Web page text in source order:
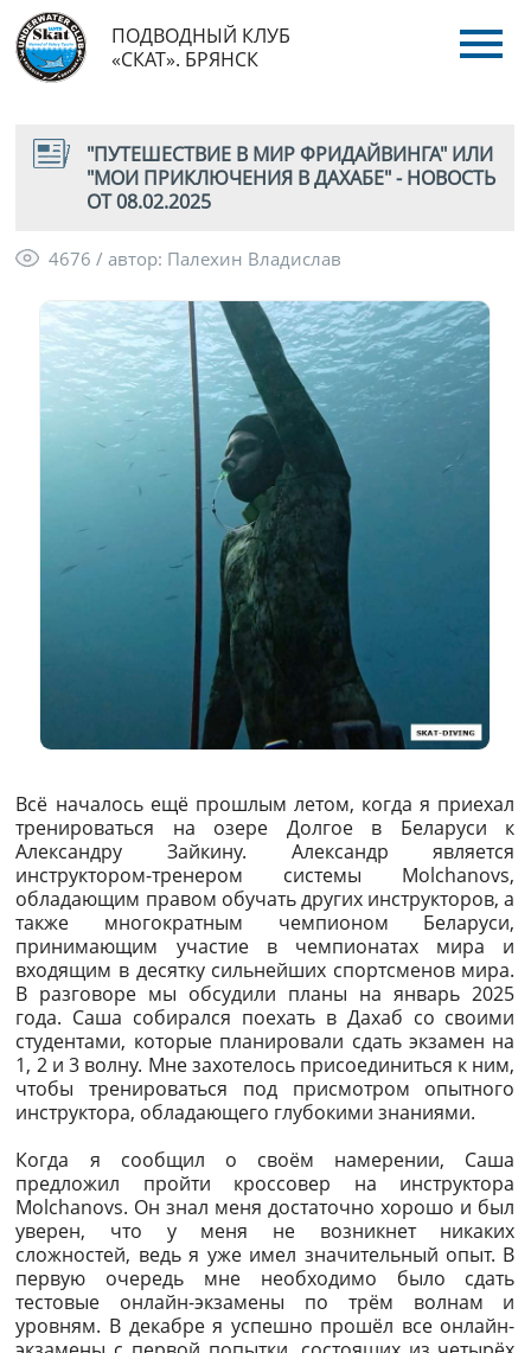
ПОДВОДНЫЙ КЛУБ
«СКАТ». БРЯНСК
"ПУТЕШЕСТВИЕ В МИР ФРИДАЙВИНГА" ИЛИ
"МОИ ПРИКЛЮЧЕНИЯ В ДАХАБЕ" - НОВОСТЬ
ОТ 08.02.2025
4676 / автор: Палехин Владислав
Всё началось ещё прошлым летом, когда я приехал
тренироваться на озере Долгое в Беларуси к
Александру Зайкину. Александр является
инструктором-тренером системы Molchanovs,
обладающим правом обучать других инструкторов, а
также многократным чемпионом Беларуси,
принимающим участие в чемпионатах мира и
входящим в десятку сильнейших спортсменов мира.
В разговоре мы обсудили планы на январь 2025
года. Саша собирался поехать в Дахаб со своими
студентами, которые планировали сдать экзамен на
1, 2 и 3 волну. Мне захотелось присоединиться к ним,
чтобы тренироваться под присмотром опытного
инструктора, обладающего глубокими знаниями.
Когда я сообщил о своём намерении, Саша
предложил пройти кроссовер на инструктора
Molchanovs. Он знал меня достаточно хорошо и был
уверен, что у меня не возникнет никаких
сложностей, ведь я уже имел значительный опыт. В
первую очередь мне необходимо было сдать
тестовые онлайн-экзамены по трём волнам и
уровням. В декабре я успешно прошёл все онлайн-